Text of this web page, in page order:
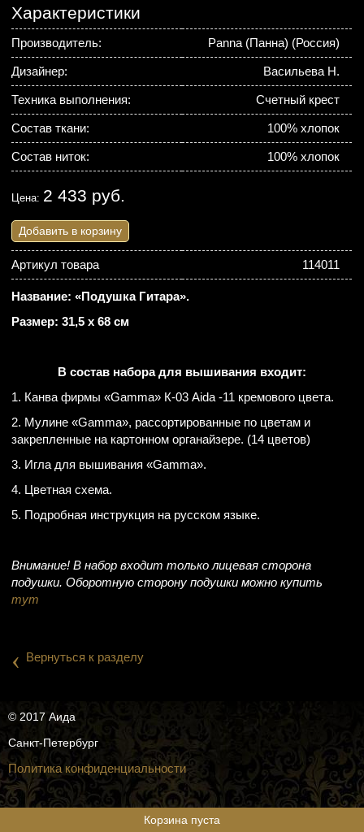
Корзина пуста
Характеристики
Производитель: Panna (Панна) (Россия)
Дизайнер: Васильева Н.
Техника выполнения: Счетный крест
Состав ткани: 100% хлопок
Состав ниток: 100% хлопок
Цена: 2 433 руб.
Добавить в корзину
Артикул товара 114011
Название: «Подушка Гитара».
Размер: 31,5 х 68 см
В состав набора для вышивания входит:
1. Канва фирмы «Gamma» К-03 Aida -11 кремового цвета.
2. Мулине «Gamma», рассортированные по цветам и
закрепленные на картонном органайзере. (14 цветов)
3. Игла для вышивания «Gamma».
4. Цветная схема.
5. Подробная инструкция на русском языке.
Внимание! В набор входит только лицевая сторона
подушки. Оборотную сторону подушки можно купить
тут
‹ Вернуться к разделу
© 2017 Аида
Санкт-Петербург
Политика конфиденциальности